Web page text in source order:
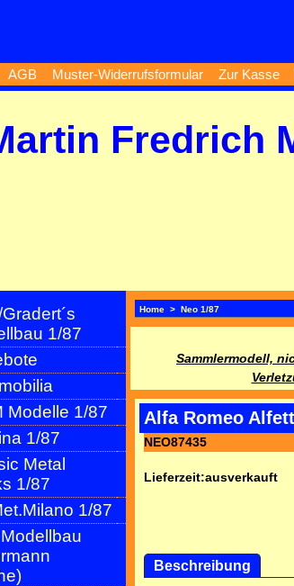
Fredrich
AGB Muster-Widerrufsformular Zur Kasse
1/87
Modelle 1/87
1/87
Metal
1/87
1/87
Home > Neo 1/87
Sammlermodell,
Alfa Romeo
NEO87435
Lieferzeit:ausverkauft
Beschreibung